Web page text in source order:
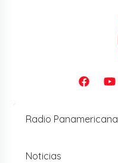
Radio Panamericana
Noticias